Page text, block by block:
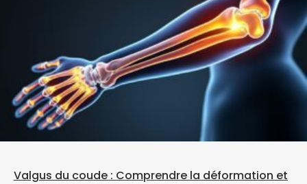
Valgus du coude : Comprendre la déformation et